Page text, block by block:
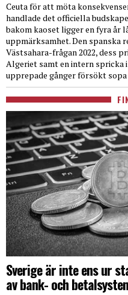
Ceuta för att möta
handlade det officiella
bakom kaoset ligger en fyra år
uppmärksamhet. Den spanska
Västsahara-frågan 2022, dess
Algeriet samt en intern spricka
upprepade gånger försökt
Sverige är inte ens ur
av bank- och